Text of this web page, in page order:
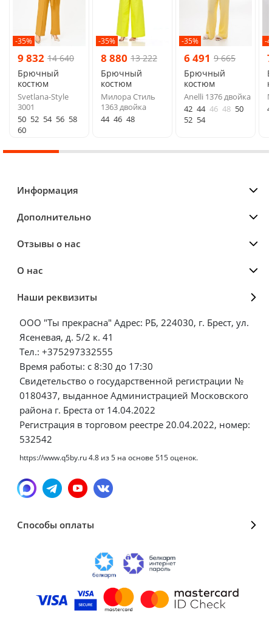
-35%
9 832 14 640
Брючный
костюм
Svetlana-Style
3001
50 52 54 56 58
60
-35%
8 880 13 222
Брючный
костюм
Милора Стиль
1363 двойка
44 46 48
-35%
6 491 9 665
Брючный
костюм
Anelli 1376 двойка
42 44 46 48 50
52 54
-
Информация
Дополнительно
Отзывы о нас
О нас
Наши реквизиты
ООО "Ты прекрасна" Адрес: РБ, 224030, г. Брест, ул.
Ясеневая, д. 5/2 к. 41
Тел.: +375297332555
Время работы: с 8:30 до 17:30
Свидетельство о государственной регистрации №
0180437, выданное Администрацией Московского
района г. Бреста от 14.04.2022
Регистрация в торговом реестре 20.04.2022, номер:
532542
https://www.q5by.ru4.8 из5 на основе 515оценок.
Способы оплаты